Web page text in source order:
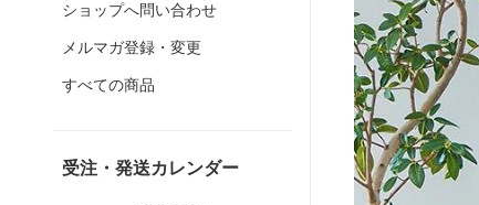
ショップへ問い合わせ
メルマガ登録・変更
すべての商品
受注・発送カレンダー